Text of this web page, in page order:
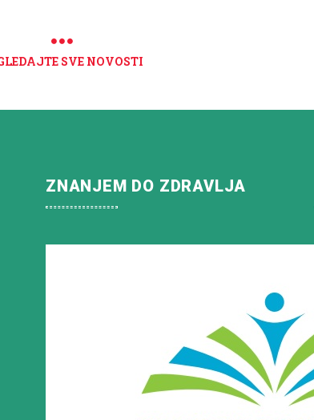
SVE NOVOSTI
ZNANJEM DO ZDRAVLJA